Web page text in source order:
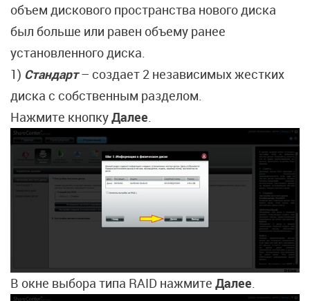
объем дискового пространства нового диска
был больше или равен объему ранее
установленного диска.
1) Стандарт– создает 2 независимых жестких
диска с собственным разделом.
Нажмите кнопкуДалее.
В окне выбора типа RAID нажмите Далее